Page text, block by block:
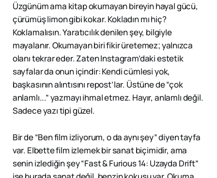
Üzgünüm ama kitap okumayan bireyin hayal gücü,
çürümüş limon gibi kokar. Kokladın mı hiç?
Koklamalısın. Yaratıcılık denilen şey, bilgiyle
mayalanır. Okumayan biri fikir üretemez; yalnızca
olanı tekrar eder. Zaten Instagram’daki estetik
sayfalar da onun içindir: Kendi cümlesi yok,
başkasının alıntısını repost’lar. Üstüne de “çok
anlamlı...” yazmayı ihmal etmez. Hayır, anlamlı değil.
Sadece yazı tipi güzel.
Bir de “Ben film izliyorum, o da aynı şey” diyen tayfa
var. Elbette film izlemek bir sanat biçimidir, ama
senin izlediğin şey “Fast & Furious 14: Uzayda Drift”